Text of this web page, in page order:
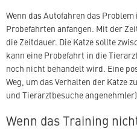
Wenn das Autofahren das
Probefahrten anfangen. Mit der
die Zeitdauer. Die Katze sollte
kann eine Probefahrt in die
noch nicht behandelt wird. Eine
Weg, um das Verhalten der Katze
und Tierarztbesuche
Wenn das Training